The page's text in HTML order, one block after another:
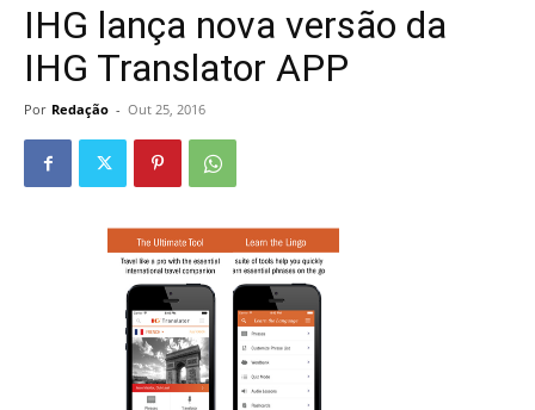
IHG lança nova versão da
IHG Translator APP
Por Redação - Out 25, 2016